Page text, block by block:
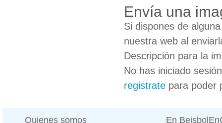
Envía una
Si dispones de
nuestra web al
Descripción para la
No has iniciado
registrate para poder
Quienes somos En